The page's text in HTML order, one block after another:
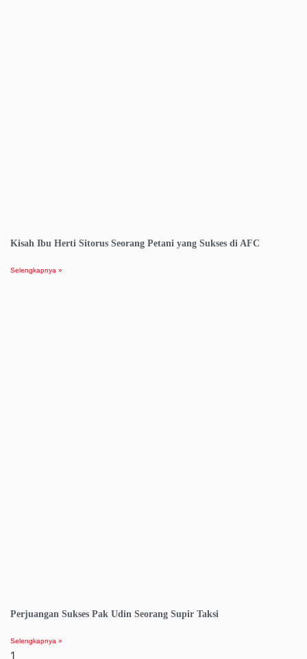
Kisah Ibu Herti Sitorus Seorang Petani yang Sukses di AFC
Selengkapnya »
Perjuangan Sukses Pak Udin Seorang Supir Taksi
Selengkapnya »